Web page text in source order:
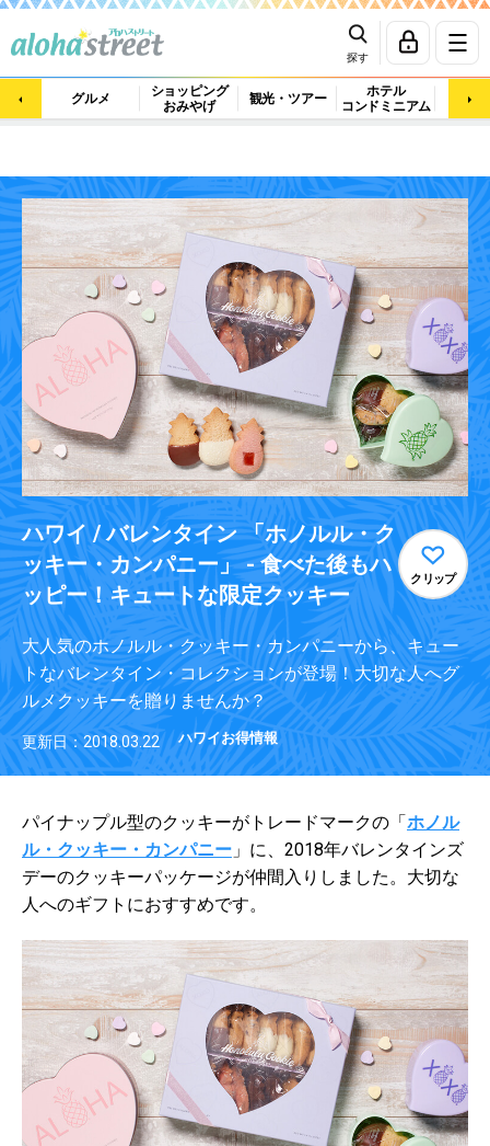
探す
グルメ
ショッピング
おみやげ
観光・ツアー
ホテル
コンドミニアム
マッ
ハワイ / バレンタイン 「ホノルル・ク
ッキー・カンパニー」 - 食べた後もハ
ッピー！キュートな限定クッキー
クリップ
大人気のホノルル・クッキー・カンパニーから、キュー
トなバレンタイン・コレクションが登場！大切な人へグ
ルメクッキーを贈りませんか？
更新日：2018.03.22 ハワイお得情報
パイナップル型のクッキーがトレードマークの「ホノル
ル・クッキー・カンパニー 」に、2018年バレンタインズ
デーのクッキーパッケージが仲間入りしました。大切な
人へのギフトにおすすめです。